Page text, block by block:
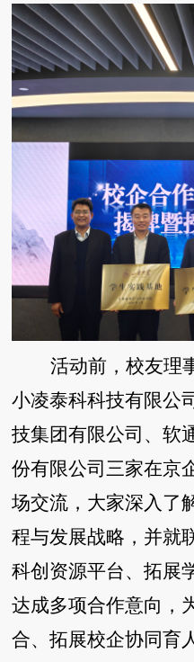
活动前，校友理
小凌泰科科技有限公
技集团有限公司、软
份有限公司三家在京
场交流，大家深入了
程与发展战略，并就
科创资源平台、拓展
达成多项合作意向，
合、拓展校企协同育